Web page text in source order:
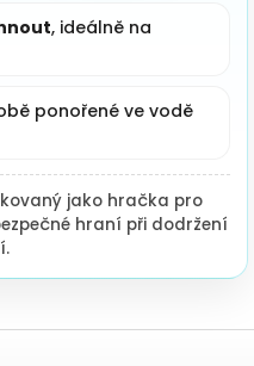
, ideálně na
ponořené ve vodě
jako hračka pro
hraní při dodržení